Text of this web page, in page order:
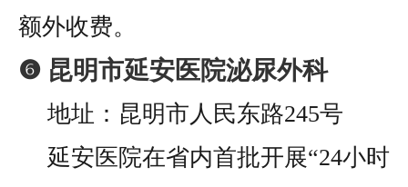
额外收费。
❻ 昆明市延安医院泌尿外科
地址：昆明市人民东路245号
延安医院在省内首批开展“24小时